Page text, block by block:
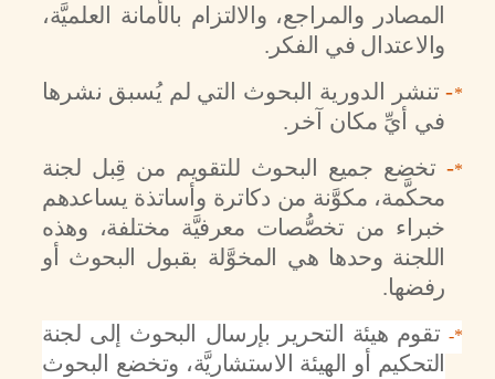
المصادر والمراجع، والالتزام بالأمانة العلميَّة،
والاعتدال في الفكر.
*
- تنشر الدورية البحوث التي لم يُسبق نشرها
في أيِّ مكان آخر.
*
- تخضع جميع البحوث للتقويم من قِبل لجنة
محكَّمة، مكوَّنة من دكاترة وأساتذة يساعدهم
خبراء من تخصُّصات معرفيَّة مختلفة، وهذه
اللجنة وحدها هي المخوَّلة بقبول البحوث أو
رفضها.
*- تقوم هيئة التحرير بإرسال البحوث إلى لجنة
التحكيم أو الهيئة الاستشاريَّة، وتخضع البحوث